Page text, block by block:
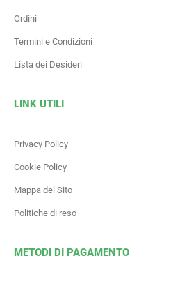
Ordini
Termini e Condizioni
Lista dei Desideri
LINK UTILI
Privacy Policy
Cookie Policy
Mappa del Sito
Politiche di reso
METODI DI PAGAMENTO